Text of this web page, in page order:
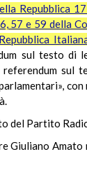
Repubblica
57 e 59 della
sul testo di
sul
del Partito
Giuliano